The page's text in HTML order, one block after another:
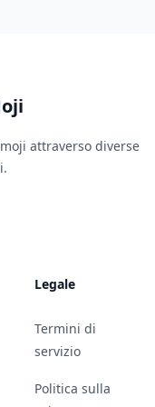
attraverso diverse
Legale
Termini di
servizio
Politica sulla